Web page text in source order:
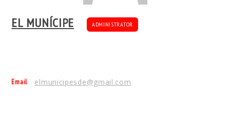
EL MUNÍCIPE ADMINISTRATOR
Email elmunicipesde@gmail.com